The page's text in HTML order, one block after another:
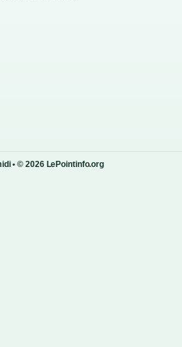
• © 2026 LePointinfo.org